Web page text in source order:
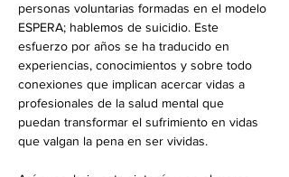
personas voluntarias formadas en el modelo
ESPERA; hablemos de suicidio. Este
esfuerzo por años se ha traducido en
experiencias, conocimientos y sobre todo
conexiones que implican acercar vidas a
profesionales de la salud mental que
puedan transformar el sufrimiento en vidas
que valgan la pena en ser vividas.